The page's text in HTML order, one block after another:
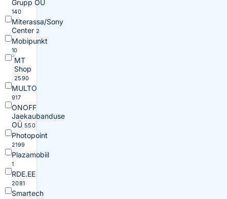
Grupp OÜ
140
Miterassa/Sony
Center 2
Mobipunkt
10
MT
Shop
2590
MULTO
917
ONOFF
Jaekaubanduse
OÜ 550
Photopoint
2199
Plazamobiil
1
RDE.EE
2081
Smartech